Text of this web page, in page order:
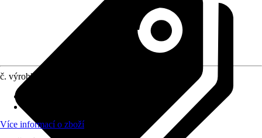
č. výrobku
Více informací o zboží